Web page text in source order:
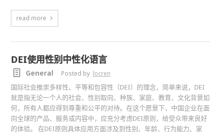
read more
DEI使用性别中性化语言
General Posted by locren
国际社会推崇多样性、平等和包容性（DEI）的理念，简单来说，DEI
就是指无论一个人的社会、性别取向、种族、家庭、教育、文化背景如
何，所有人都应得到尊重和公平的对待。在这个愿景下，中国企业在面
向全球的产品、服务或内容中，应充分考虑DEI原则，给受众带来良好
的体验。 在DEI原则具体应用方面涉及到性别、年龄、行为能力、家